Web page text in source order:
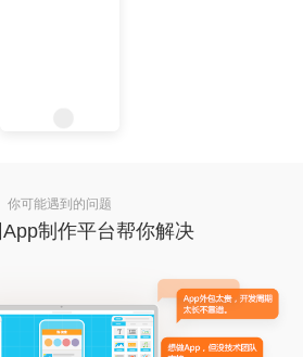
你可能遇到的问题
制作平台帮你解决